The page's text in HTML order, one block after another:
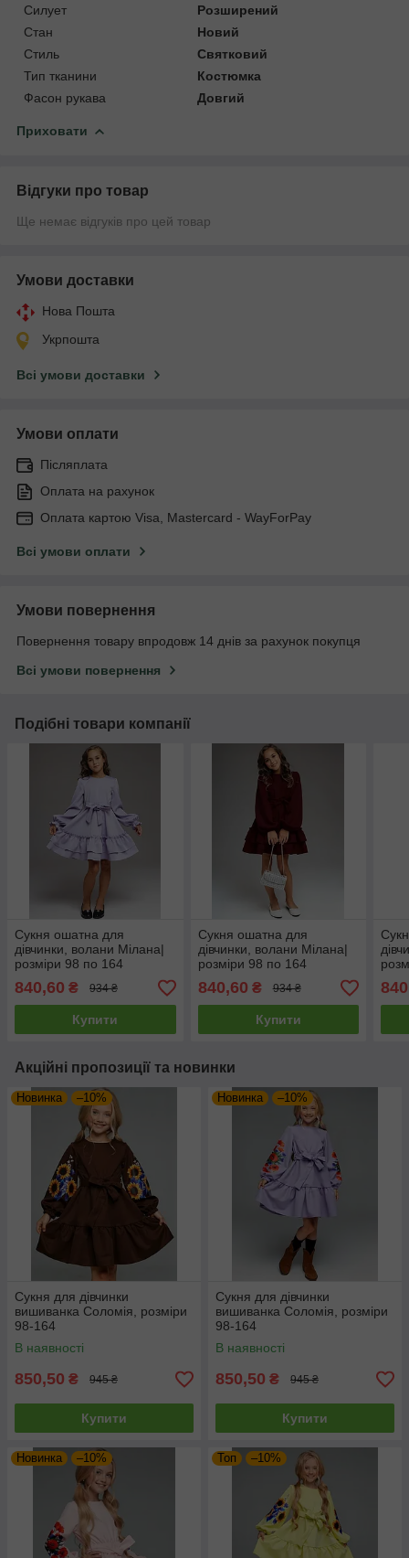
Силует
Розширений
Стан
Новий
Стиль
Святковий
Тип тканини
Костюмка
Фасон рукава
Довгий
Приховати
Відгуки про товар
Ще немає відгуків про цей товар
Умови доставки
Нова Пошта
Укрпошта
Всі умови доставки
Умови оплати
Післяплата
Оплата на рахунок
Оплата картою Visa, Mastercard - WayForPay
Всі умови оплати
Умови повернення
Повернення товару впродовж 14 днів за рахунок покупця
Всі умови повернення
Подібні товари компанії
Сукня ошатна для
дівчинки, волани Мілана|
розміри 98 по 164
840,60 ₴ 934 ₴
Купити
Сукня ошатна для
дівчинки, волани Мілана|
розміри 98 по 164
840,60 ₴ 934 ₴
Купити
Акційні пропозиції та новинки
Новинка –10%
Сукня для дівчинки
вишиванка Соломія, розміри
98-164
В наявності
850,50 ₴ 945 ₴
Купити
Новинка –10%
Сукня для дівчинки
вишиванка Соломія, розміри
98-164
В наявності
850,50 ₴ 945 ₴
Купити
Новинка –10% Топ –10%